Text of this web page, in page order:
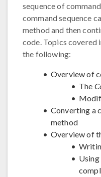
sequence of
command sequence
method and then
code. Topics covered
the following:
Overview of
The
Converting a
method
Overview of